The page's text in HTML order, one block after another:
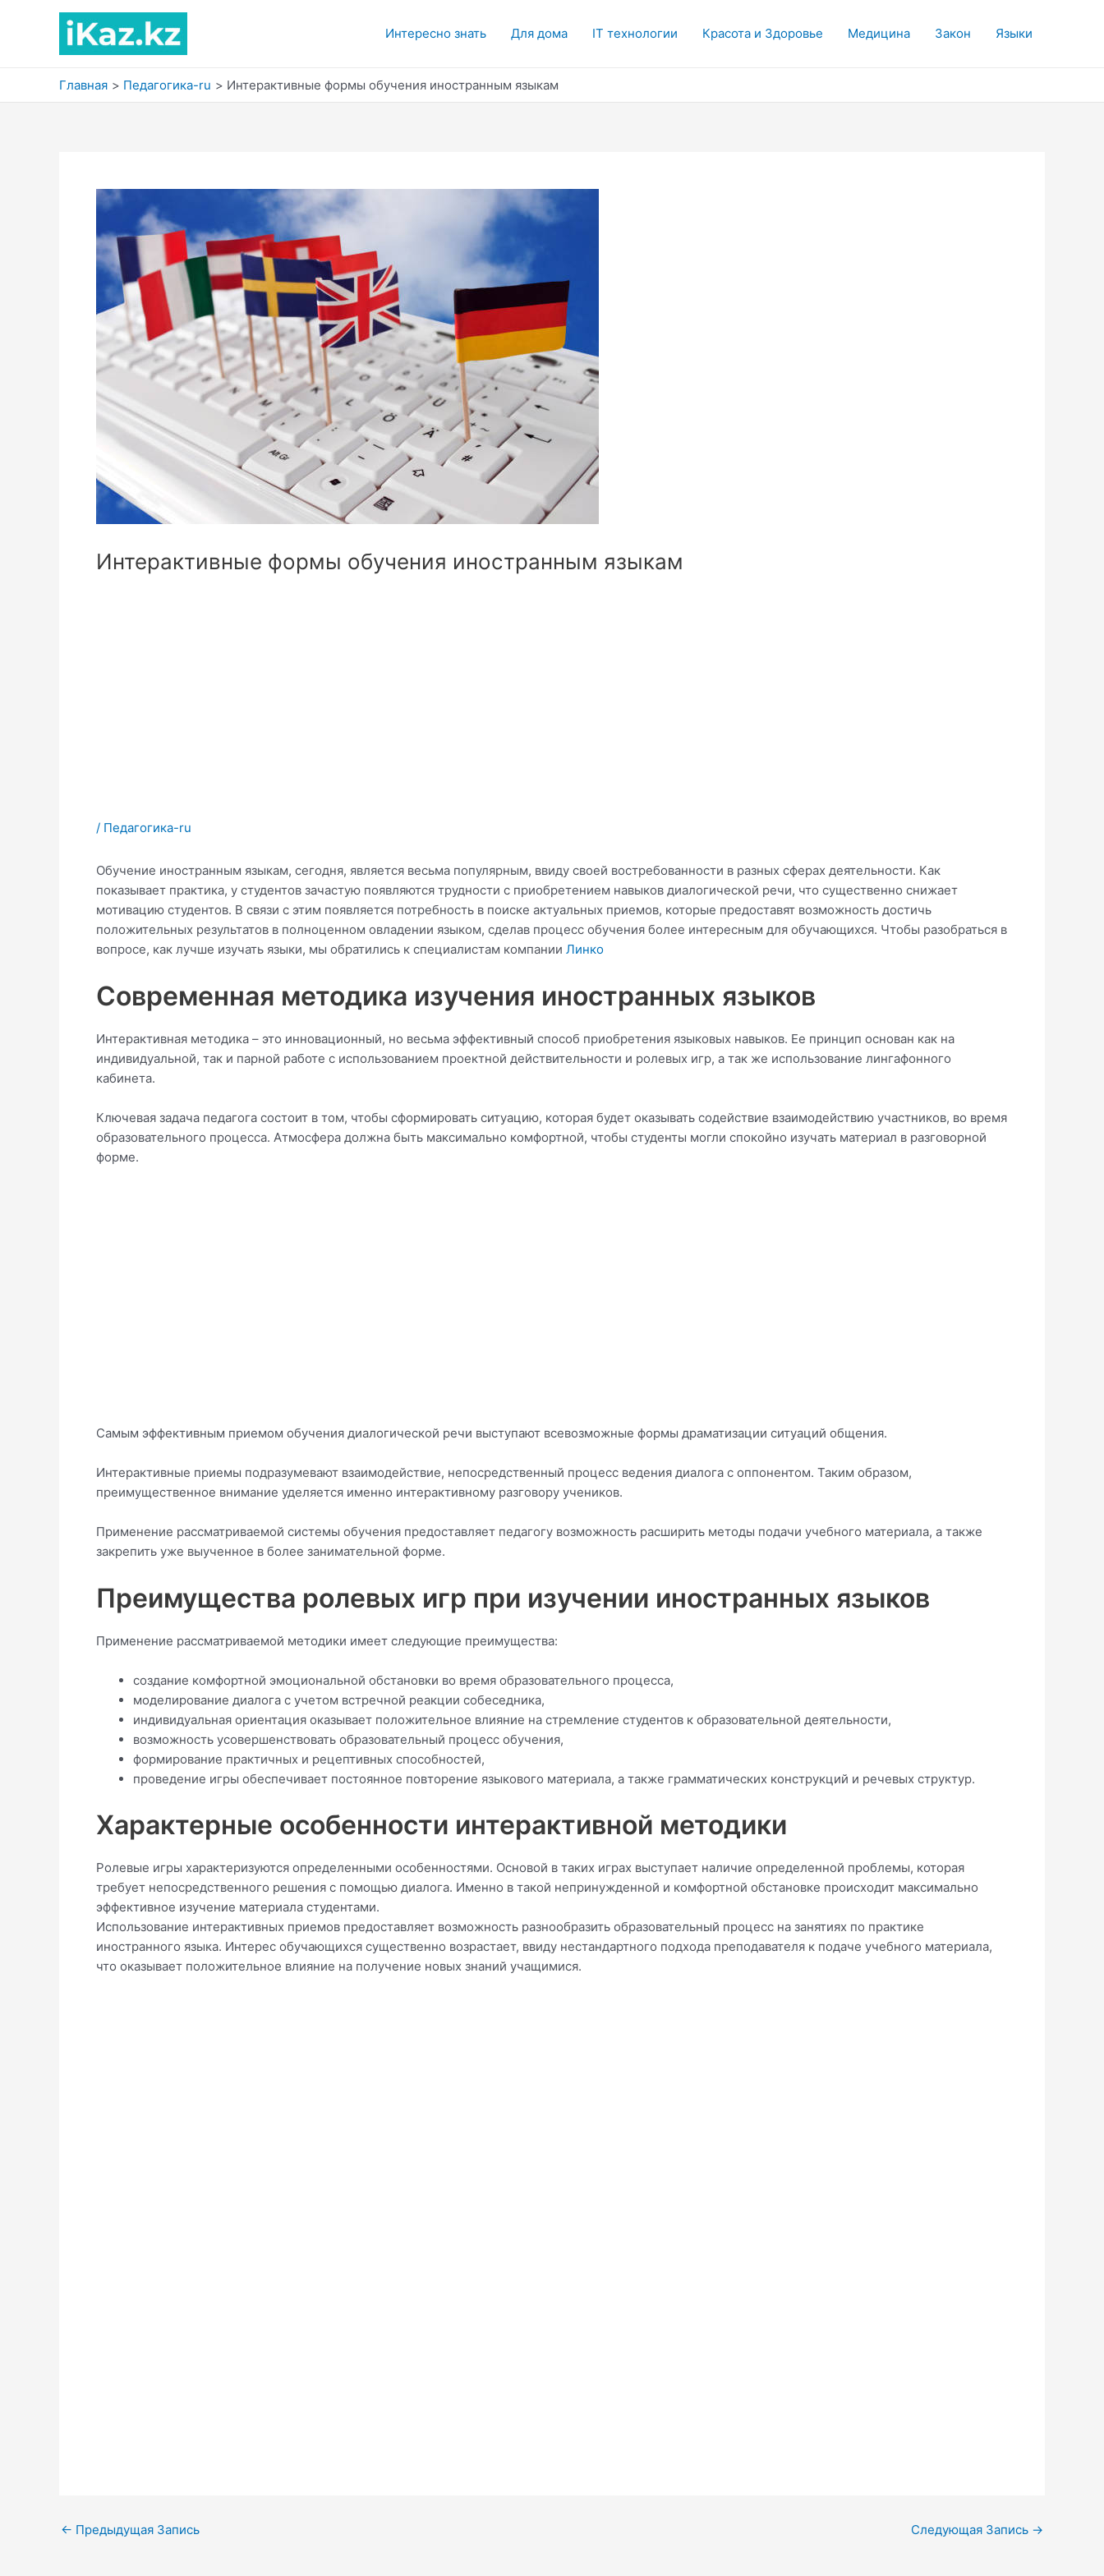
содержимому
Интересно знать Для дома IT технологии Красота и Здоровье Медицина Закон Языки
Главная Педагогика-ru Интерактивные формы обучения иностранным языкам
Интерактивные формы обучения иностранным языкам
/ Педагогика-ru
Обучение иностранным языкам, сегодня, является весьма популярным, ввиду своей востребованности в разных сферах деятельности. Как
показывает практика, у студентов зачастую появляются трудности с приобретением навыков диалогической речи, что существенно снижает
мотивацию студентов. В связи с этим появляется потребность в поиске актуальных приемов, которые предоставят возможность достичь
положительных результатов в полноценном овладении языком, сделав процесс обучения более интересным для обучающихся. Чтобы разобраться в
вопросе, как лучше изучать языки, мы обратились к специалистам компании Линко
Современная методика изучения иностранных языков
Интерактивная методика – это инновационный, но весьма эффективный способ приобретения языковых навыков. Ее принцип основан как на
индивидуальной, так и парной работе с использованием проектной действительности и ролевых игр, а так же использование лингафонного
кабинета.
Ключевая задача педагога состоит в том, чтобы сформировать ситуацию, которая будет оказывать содействие взаимодействию участников, во время
образовательного процесса. Атмосфера должна быть максимально комфортной, чтобы студенты могли спокойно изучать материал в разговорной
форме.
Самым эффективным приемом обучения диалогической речи выступают всевозможные формы драматизации ситуаций общения.
Интерактивные приемы подразумевают взаимодействие, непосредственный процесс ведения диалога с оппонентом. Таким образом,
преимущественное внимание уделяется именно интерактивному разговору учеников.
Применение рассматриваемой системы обучения предоставляет педагогу возможность расширить методы подачи учебного материала, а также
закрепить уже выученное в более занимательной форме.
Преимущества ролевых игр при изучении иностранных языков
Применение рассматриваемой методики имеет следующие преимущества:
создание комфортной эмоциональной обстановки во время образовательного процесса,
моделирование диалога с учетом встречной реакции собеседника,
индивидуальная ориентация оказывает положительное влияние на стремление студентов к образовательной деятельности,
возможность усовершенствовать образовательный процесс обучения,
формирование практичных и рецептивных способностей,
проведение игры обеспечивает постоянное повторение языкового материала, а также грамматических конструкций и речевых структур.
Характерные особенности интерактивной методики
Ролевые игры характеризуются определенными особенностями. Основой в таких играх выступает наличие определенной проблемы, которая
требует непосредственного решения с помощью диалога. Именно в такой непринужденной и комфортной обстановке происходит максимально
эффективное изучение материала студентами.
Использование интерактивных приемов предоставляет возможность разнообразить образовательный процесс на занятиях по практике
иностранного языка. Интерес обучающихся существенно возрастает, ввиду нестандартного подхода преподавателя к подаче учебного материала,
что оказывает положительное влияние на получение новых знаний учащимися.
Навигация
← Предыдущая Запись Следующая Запись →